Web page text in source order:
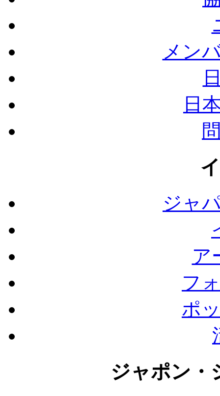
メン
日
ジャ
ア
フ
ポ
ジャポン・